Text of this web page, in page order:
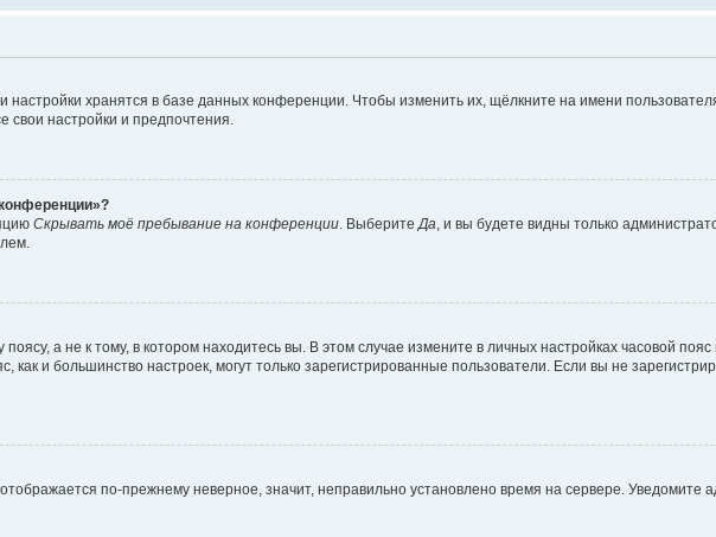
хранятся в базе данных конференции. Чтобы изменить их, щёлкните на имени
свои настройки и предпочтения.
Скрывать моё пребывание на конференции . Выберите Да , и вы будете видны только
а не к тому, в котором находитесь вы. В этом случае измените в личных настройках часовой пояс
как и большинство настроек, могут только зарегистрированные пользователи. Если вы не
по-прежнему неверное, значит, неправильно установлено время на сервере. Уведомите